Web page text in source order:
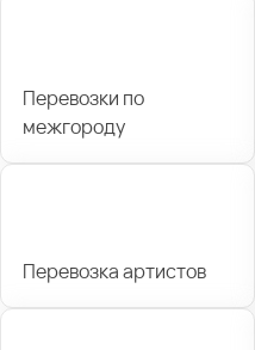
Перевозки по
межгороду
Перевозка артистов